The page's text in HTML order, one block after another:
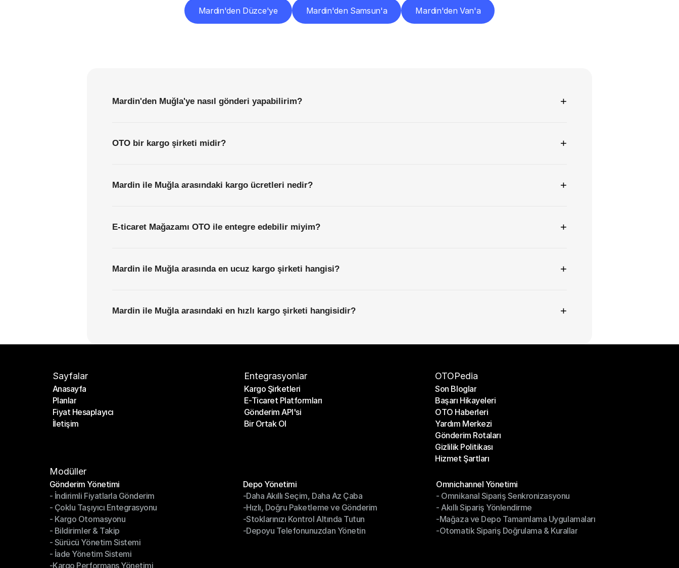
Mardin'den Düzce'ye Mardin'den Samsun'a Mardin'den Van'a
Mardin'den Muğla'ye nasıl gönderi yapabilirim? +
OTO bir kargo şirketi midir? +
Mardin ile Muğla arasındaki kargo ücretleri nedir? +
E-ticaret Mağazamı OTO ile entegre edebilir miyim? +
Mardin ile Muğla arasında en ucuz kargo şirketi hangisi? +
Mardin ile Muğla arasındaki en hızlı kargo şirketi hangisidir? +
Sayfalar
Anasayfa
Anasayfa
Planlar
Planlar
Fiyat Hesaplayıcı
Fiyat Hesaplayıcı
İletişim
Entegrasyonlar
Kargo Şirketleri
Kargo Şirketleri
E-Ticaret Platformları
E-Ticaret Platformları
Gönderim API'si
Gönderim API'si
Bir Ortak Ol
OTOPedia
Son Bloglar
Son Bloglar
Başarı Hikayeleri
Başarı Hikayeleri
OTO Haberleri
OTO Haberleri
Yardım Merkezi
Yardım Merkezi
Gönderim Rotaları
Gönderim Rotaları
Gizlilik Politikası
Gizlilik Politikası
Hizmet Şartları
Modüller
Gönderim Yönetimi
Gönderim Yönetimi
- İndirimli Fiyatlarla Gönderim
- İndirimli Fiyatlarla Gönderim
- Çoklu Taşıyıcı Entegrasyonu
- Çoklu Taşıyıcı Entegrasyonu
- Kargo Otomasyonu
- Kargo Otomasyonu
- Bildirimler & Takip
- Bildirimler & Takip
- Sürücü Yönetim Sistemi
- Sürücü Yönetim Sistemi
- İade Yönetim Sistemi
- İade Yönetim Sistemi
-Kargo Performans Yönetimi
Depo Yönetimi
Depo Yönetimi
-Daha Akıllı Seçim, Daha Az Çaba
-Daha Akıllı Seçim, Daha Az Çaba
-Hızlı, Doğru Paketleme ve Gönderim
-Hızlı, Doğru Paketleme ve Gönderim
-Stoklarınızı Kontrol Altında Tutun
-Stoklarınızı Kontrol Altında Tutun
-Depoyu Telefonunuzdan Yönetin
Omnichannel Yönetimi
Omnichannel Yönetimi
- Omnikanal Sipariş Senkronizasyonu
- Omnikanal Sipariş Senkronizasyonu
- Akıllı Sipariş Yönlendirme
- Akıllı Sipariş Yönlendirme
-Mağaza ve Depo Tamamlama Uygulamaları
-Mağaza ve Depo Tamamlama Uygulamaları
-Otomatik Sipariş Doğrulama & Kurallar